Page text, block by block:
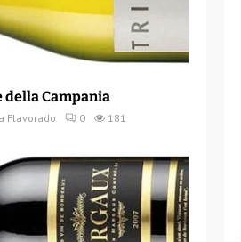
della Campania
Flavorado 0 181